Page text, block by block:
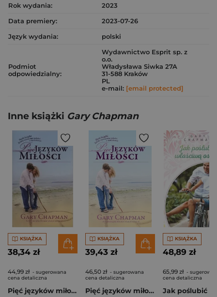
Rok wydania:
2023
Data premiery:
2023-07-26
Język wydania:
polski
Podmiot
odpowiedzialny:
Wydawnictwo Esprit sp. z
o.o.
Władysława Siwka 27A
31-588 Kraków
PL
e-mail: [email protected]
Inne książki Gary Chapman
KSIĄŻKA
38,34 zł
44,99 zł - sugerowana
cena detaliczna
Pięć języków miłości
KSIĄŻKA
39,43 zł
46,50 zł - sugerowana
cena detaliczna
Pięć języków miłości
KSIĄŻKA
48,89 zł
65,99 zł -
cena detaliczna